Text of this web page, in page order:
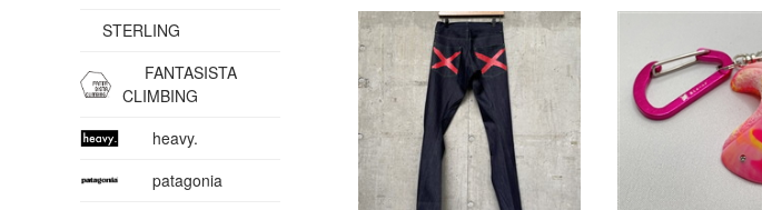
STERLING
FANTASISTA
CLIMBING
heavy.
patagonia